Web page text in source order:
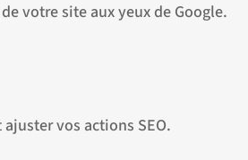
votre site aux yeux de Google.
vos actions SEO.